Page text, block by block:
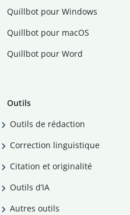
Quillbot pour Windows
Quillbot pour macOS
Quillbot pour Word
Outils
Outils de rédaction
Correction linguistique
Citation et originalité
Outils d’IA
Autres outils